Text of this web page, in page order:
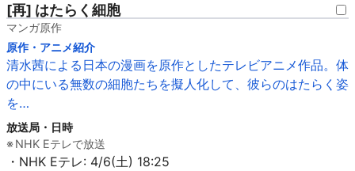
[再] はたらく細胞
マンガ原作
原作・アニメ紹介
清水茜による日本の漫画を原作としたテレビアニメ作品。体
の中にいる無数の細胞たちを擬人化して、彼らのはたらく姿
を…
放送局・日時
NHK Eテレで放送
・NHK Eテレ: 4/6(土) 18:25